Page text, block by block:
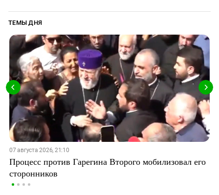
ТЕМЫ ДНЯ
07 августа 2026, 21:10
Процесс против Гарегина Второго мобилизовал его
сторонников